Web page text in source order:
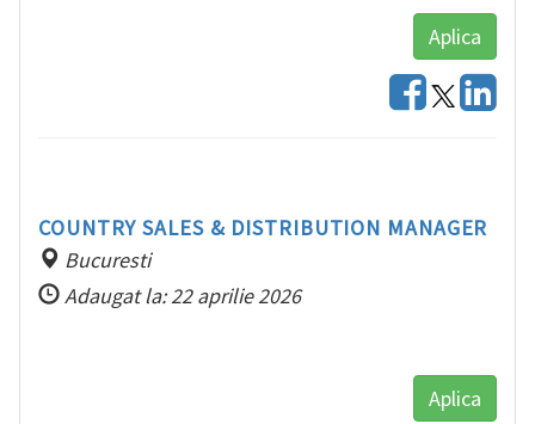
Aplica
COUNTRY SALES & DISTRIBUTION MANAGER
Bucuresti
Adaugat la: 22 aprilie 2026
Aplica